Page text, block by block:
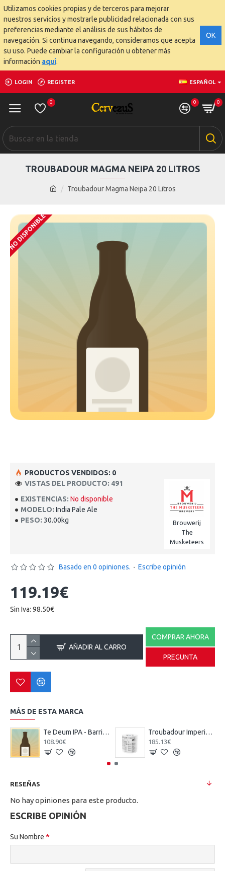
Utilizamos cookies propias y de terceros para mejorar
nuestros servicios y mostrarle publicidad relacionada con sus
preferencias mediante el análisis de sus hábitos de
navegación. Si continua navegando, consideramos que acepta
su uso. Puede cambiar la configuración u obtener más
información aquí.
OK
LOGIN REGISTER ESPAÑOL
0 0 0
Troubadour Magma Neipa 20 Litros
TROUBADOUR MAGMA NEIPA 20 LITROS
NO DISPONIBLE
EXISTENCIAS: No disponible
MODELO: India Pale Ale
PESO: 30.00kg
Brouwerij
The
Musketeers
PRODUCTOS VENDIDOS: 0
VISTAS DEL PRODUCTO: 491
Basado en 0 opiniones. - Escribe opinión
119.19€
Sin Iva: 98.50€
AÑADIR AL CARRO
COMPRAR AHORA
PREGUNTA
MÁS DE ESTA MARCA
Te Deum IPA - Barril cerveza Belga 20 Litros
108.90€
Troubadour Imperial Stout - Barril Keykeg 30 Litros
185.13€
RESEÑAS
No hay opiniones para este producto.
ESCRIBE OPINIÓN
Su Nombre